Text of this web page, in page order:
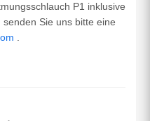
P1 inklusive
Sie uns bitte eine